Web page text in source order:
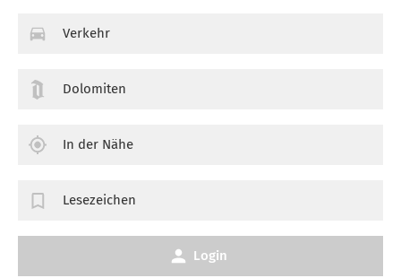
Verkehr
Dolomiten
In der Nähe
Lesezeichen
Login